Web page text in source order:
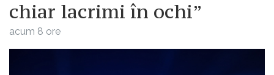
chiar lacrimi în ochi”
acum 8 ore